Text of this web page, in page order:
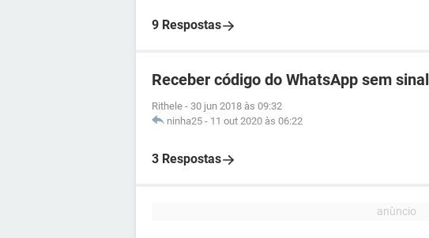
9 Respostas
Receber código do WhatsApp sem sinal
Rithele - 30 jun 2018 às 09:32
ninha25 - 11 out 2020 às 06:22
3 Respostas